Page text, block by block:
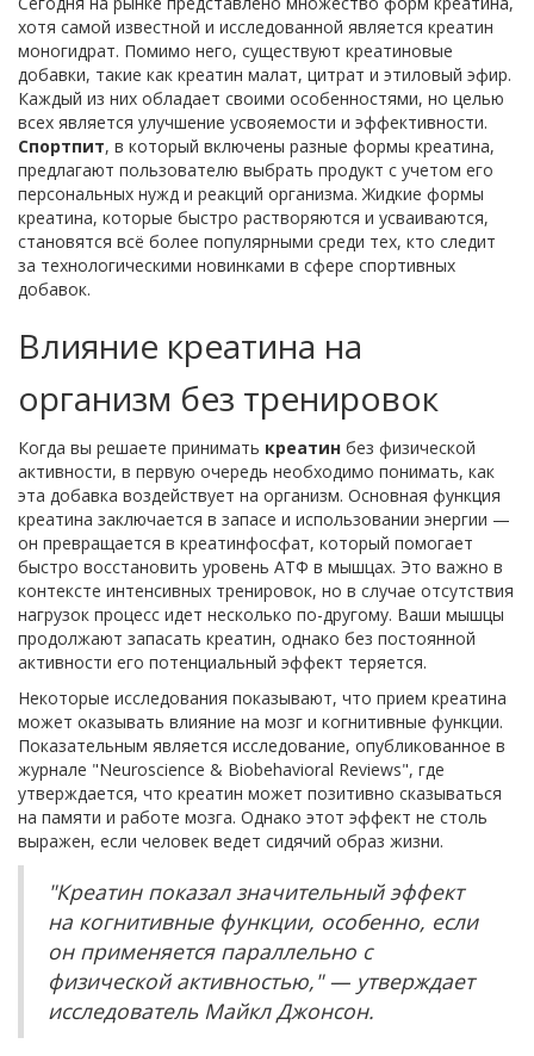
хотя самой известной и исследованной является креатин
моногидрат. Помимо него, существуют креатиновые
добавки, такие как креатин малат, цитрат и этиловый эфир.
Каждый из них обладает своими особенностями, но целью
всех является улучшение усвояемости и эффективности.
Спортпит, в который включены разные формы креатина,
предлагают пользователю выбрать продукт с учетом его
персональных нужд и реакций организма. Жидкие формы
креатина, которые быстро растворяются и усваиваются,
становятся всё более популярными среди тех, кто следит
за технологическими новинками в сфере спортивных
добавок.
Влияние креатина на
организм без тренировок
Когда вы решаете принимать креатин без физической
активности, в первую очередь необходимо понимать, как
эта добавка воздействует на организм. Основная функция
креатина заключается в запасе и использовании энергии —
он превращается в креатинфосфат, который помогает
быстро восстановить уровень АТФ в мышцах. Это важно в
контексте интенсивных тренировок, но в случае отсутствия
нагрузок процесс идет несколько по-другому. Ваши мышцы
продолжают запасать креатин, однако без постоянной
активности его потенциальный эффект теряется.
Некоторые исследования показывают, что прием креатина
может оказывать влияние на мозг и когнитивные функции.
Показательным является исследование, опубликованное в
журнале "Neuroscience & Biobehavioral Reviews", где
утверждается, что креатин может позитивно сказываться
на памяти и работе мозга. Однако этот эффект не столь
выражен, если человек ведет сидячий образ жизни.
"Креатин показал значительный эффект
на когнитивные функции, особенно, если
он применяется параллельно с
физической активностью," — утверждает
исследователь Майкл Джонсон.